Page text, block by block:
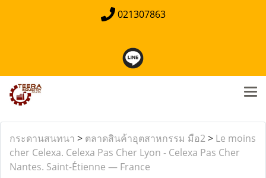
021307863
กระดานสนทนา > ตลาดสินค้าอุตสาหกรรม มือ2> Le moins
cher Celexa. Celexa Pas Cher Lyon - Celexa Pas Cher
Nantes. Saint-Étienne — France